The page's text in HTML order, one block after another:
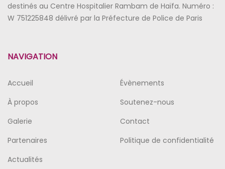
destinés au Centre Hospitalier Rambam de Haïfa. Numéro :
W 751225848 délivré par la Préfecture de Police de Paris
NAVIGATION
Accueil
À propos
Galerie
Partenaires
Actualités
Évènements
Soutenez-nous
Contact
Politique de confidentialité